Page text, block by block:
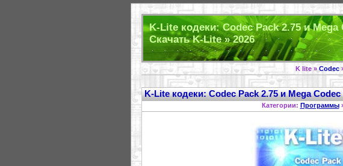
K-Lite кодеки: Codec Pack 2.75 и
Скачать K-Lite » 2026
K lite »Codec
K-Lite кодеки: Codec Pack 2.75 и Mega Codec
Категории: Программы